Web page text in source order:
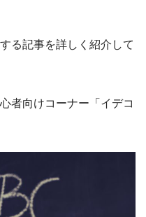
る記事を詳しく紹介して
者向けコーナー「イデコ